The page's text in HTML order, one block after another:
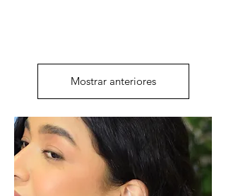
Mostrar anteriores